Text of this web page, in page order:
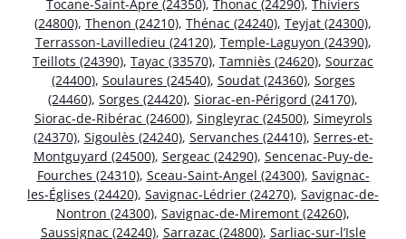
Tocane-Saint-Apre (24350), Thonac (24290), Thiviers
(24800), Thenon (24210), Thénac (24240), Teyjat (24300),
Terrasson-Lavilledieu (24120), Temple-Laguyon (24390),
Teillots (24390), Tayac (33570), Tamniès (24620), Sourzac
(24400), Soulaures (24540), Soudat (24360), Sorges
(24460), Sorges (24420), Siorac-en-Périgord (24170),
Siorac-de-Ribérac (24600), Singleyrac (24500), Simeyrols
(24370), Sigoulès (24240), Servanches (24410), Serres-et-
Montguyard (24500), Sergeac (24290), Sencenac-Puy-de-
Fourches (24310), Sceau-Saint-Angel (24300), Savignac-
les-Églises (24420), Savignac-Lédrier (24270), Savignac-de-
Nontron (24300), Savignac-de-Miremont (24260),
Saussignac (24240), Sarrazac (24800), Sarliac-sur-l’Isle